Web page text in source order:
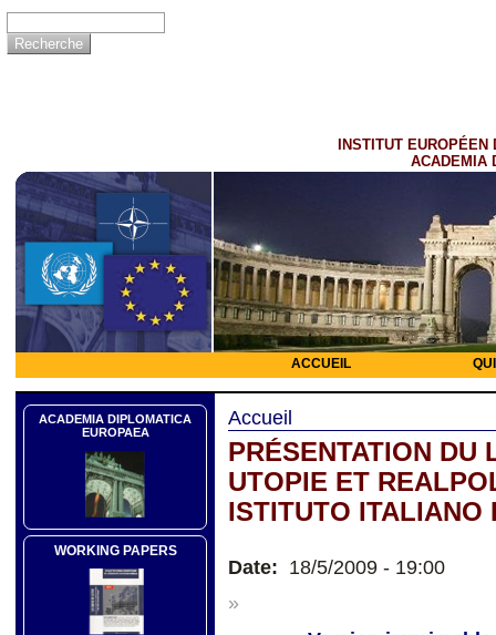
INSTITUT EUROPÉEN
ACADEMIA
ACCUEIL
ACADEMIA DIPLOMATICA
EUROPAEA
WORKING PAPERS
Accueil
PRÉSENTATION DU
UTOPIE ET
ISTITUTO ITALIANO
Date: 18/5/2009 - 19:00
»